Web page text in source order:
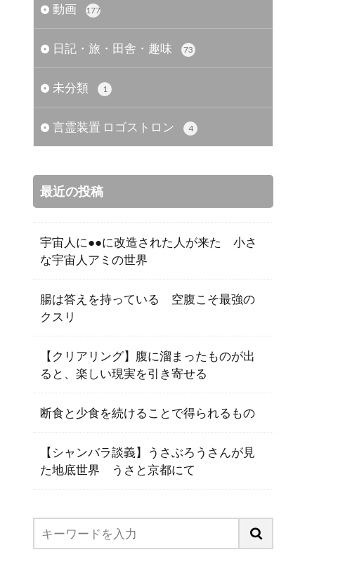
動画 177
日記・旅・田舎・趣味 73
未分類 1
言霊装置 ロゴストロン 4
最近の投稿
宇宙人に●●に改造された人が来た 小さ
な宇宙人アミの世界
腸は答えを持っている 空腹こそ最強の
クスリ
【クリアリング】腹に溜まったものが出
ると、楽しい現実を引き寄せる
断食と少食を続けることで得られるもの
【シャンバラ談義】うさぶろうさんが見
た地底世界 うさと京都にて